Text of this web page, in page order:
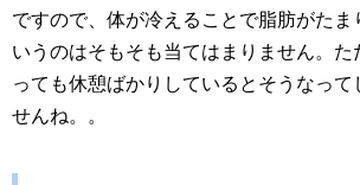
ですので、体が冷えることで脂肪がたま
いうのはそもそも当てはまりません。た
っても休憩ばかりしているとそうなって
せんね。。